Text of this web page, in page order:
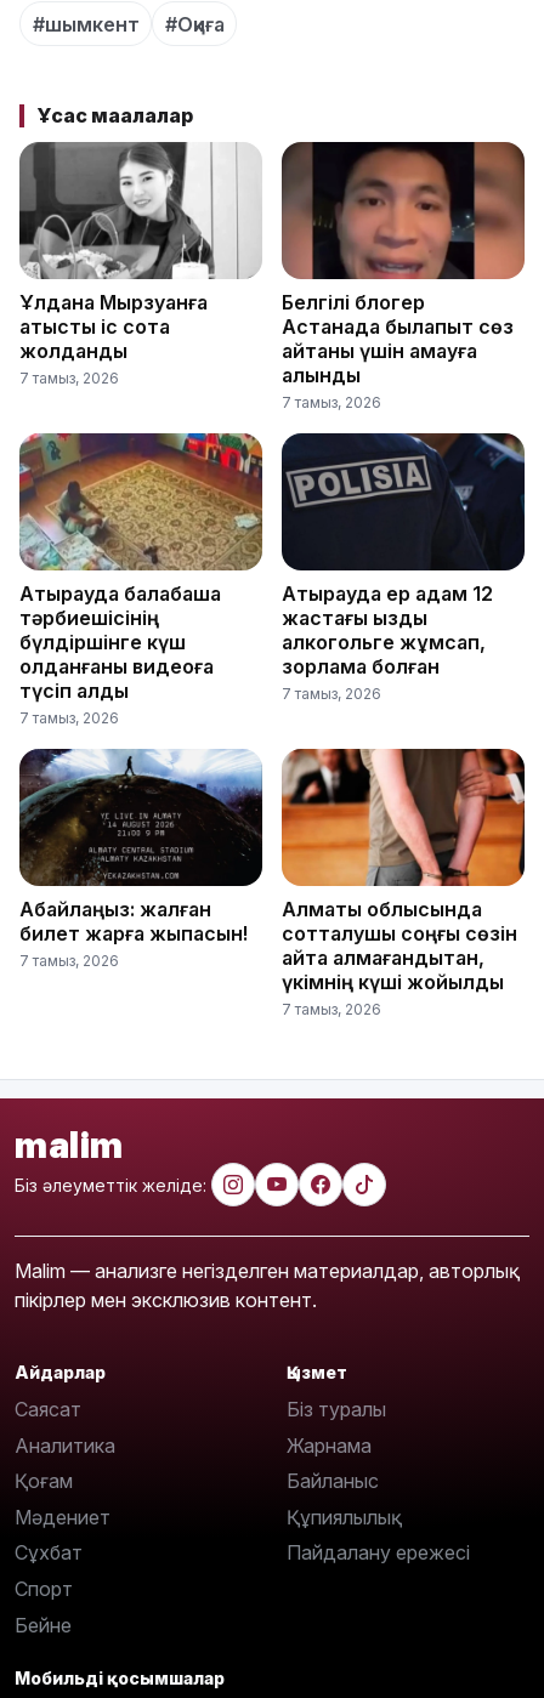
#шымкент #Оқиға
Ұқсас мақалалар
Ұлдана Мырзуанға
қатысты іс сотқа
жолданды
7 тамыз, 2026
Белгілі блогер
Астанада былапыт сөз
айтқаны үшін қамауға
алынды
7 тамыз, 2026
Атырауда балабақша
тәрбиешісінің
бүлдіршінге күш
қолданғаны видеоға
түсіп қалды
7 тамыз, 2026
Атырауда ер адам 12
жастағы қызды
алкогольге жұмсап,
зорламақ болған
7 тамыз, 2026
Абайлаңыз: жалған
билет жарға жықпасын!
7 тамыз, 2026
Алматы облысында
сотталушы соңғы сөзін
айта алмағандықтан,
үкімнің күші жойылды
7 тамыз, 2026
malim
Біз әлеуметтік желіде:
Malim — анализге негізделген материалдар, авторлық
пікірлер мен эксклюзив контент.
Айдарлар
Саясат
Аналитика
Қоғам
Мәдениет
Сұхбат
Спорт
Бейне
Қызмет
Біз туралы
Жарнама
Байланыс
Құпиялылық
Пайдалану ережесі
Мобильді қосымшалар